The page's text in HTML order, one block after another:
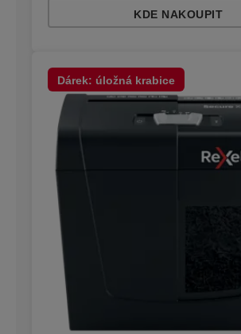
KDE NAKOUPIT
Dárek: úložná krabice